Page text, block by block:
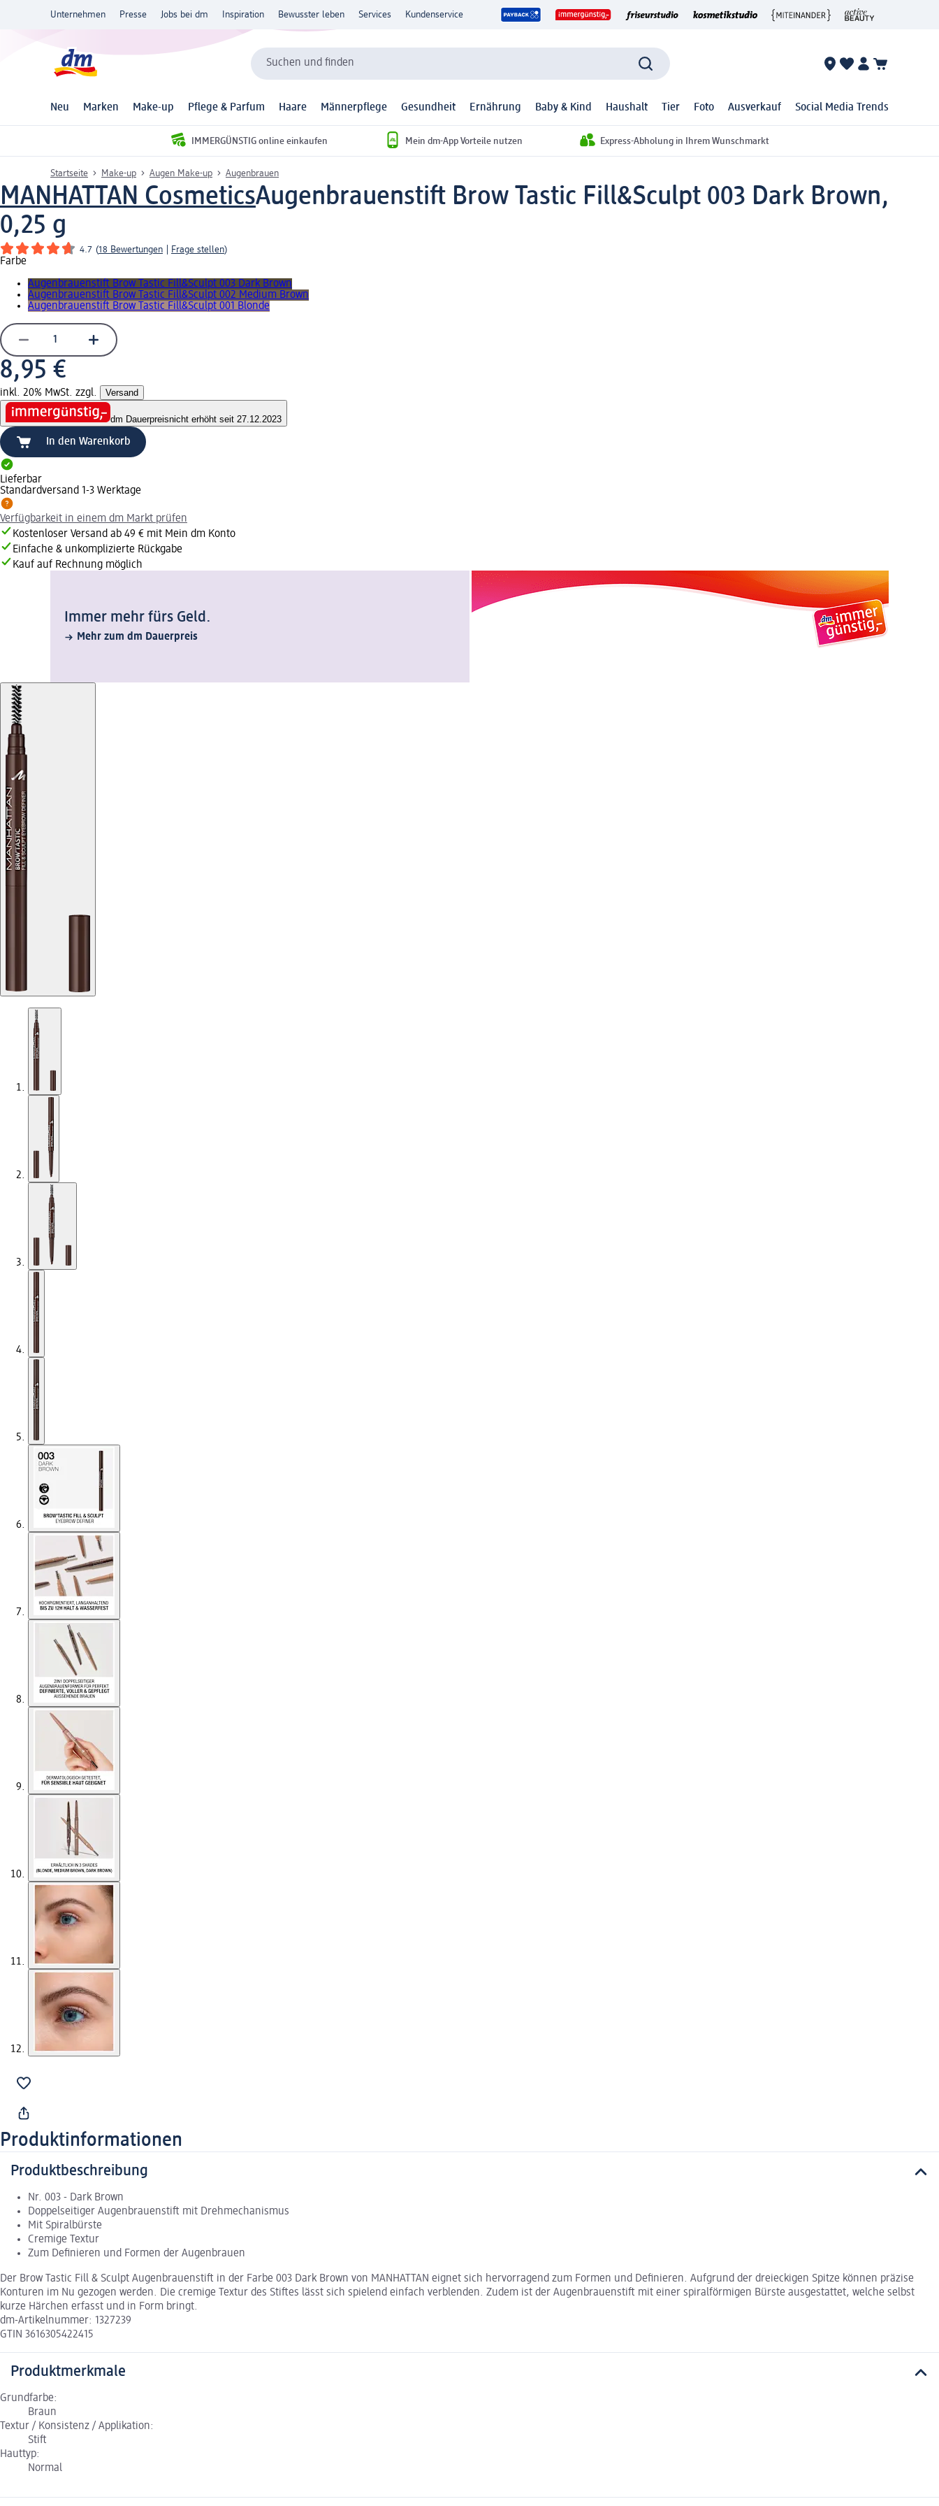
Unternehmen Presse Jobs bei dm Inspiration Bewusster leben Services Kundenservice
Suchen und finden
Neu Marken Make-up Pflege & Parfum Haare Männerpflege Gesundheit Ernährung Baby & Kind Haushalt Tier Foto Ausverkauf Social Media Trends
IMMERGÜNSTIG online einkaufen Mein dm-App Vorteile nutzen Express-Abholung in Ihrem Wunschmarkt
Startseite Make-up Augen Make-up Augenbrauen
MANHATTAN CosmeticsAugenbrauenstift Brow Tastic Fill&Sculpt 003 Dark Brown,
0,25 g
4.7 (18 Bewertungen Frage stellen)
Farbe
Augenbrauenstift Brow Tastic Fill&Sculpt 003 Dark Brown
Augenbrauenstift Brow Tastic Fill&Sculpt 002 Medium Brown
Augenbrauenstift Brow Tastic Fill&Sculpt 001 Blonde
8,95 €
inkl. 20% MwSt. zzgl. Versand
dm Dauerpreisnicht erhöht seit 27.12.2023
In den Warenkorb
Lieferbar
Standardversand 1-3 Werktage
Verfügbarkeit in einem dm Markt prüfen
Kostenloser Versand ab 49 € mit Mein dm Konto
Einfache & unkomplizierte Rückgabe
Kauf auf Rechnung möglich
Immer mehr fürs Geld.
Mehr zum dm Dauerpreis
Produktinformationen
Produktbeschreibung
Nr. 003 - Dark Brown
Doppelseitiger Augenbrauenstift mit Drehmechanismus
Mit Spiralbürste
Cremige Textur
Zum Definieren und Formen der Augenbrauen
Der Brow Tastic Fill & Sculpt Augenbrauenstift in der Farbe 003 Dark Brown von MANHATTAN eignet sich hervorragend zum Formen und Definieren. Aufgrund der dreieckigen Spitze können präzise
Konturen im Nu gezogen werden. Die cremige Textur des Stiftes lässt sich spielend einfach verblenden. Zudem ist der Augenbrauenstift mit einer spiralförmigen Bürste ausgestattet, welche selbst
kurze Härchen erfasst und in Form bringt.
dm-Artikelnummer: 1327239
GTIN 3616305422415
Produktmerkmale
Grundfarbe:
Braun
Textur / Konsistenz / Applikation:
Stift
Hauttyp:
Normal